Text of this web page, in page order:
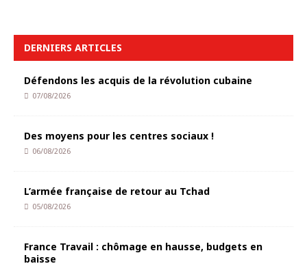
DERNIERS ARTICLES
Défendons les acquis de la révolution cubaine
07/08/2026
Des moyens pour les centres sociaux !
06/08/2026
L’armée française de retour au Tchad
05/08/2026
France Travail : chômage en hausse, budgets en
baisse